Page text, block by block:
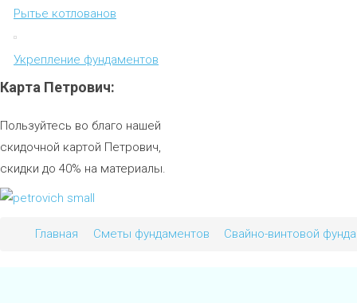
Рытье котлованов
Укрепление фундаментов
Карта Петрович:
Пользуйтесь во благо нашей
скидочной картой Петрович,
скидки до 40% на материалы.
Главная Сметы фундаментов Свайно-винтовой